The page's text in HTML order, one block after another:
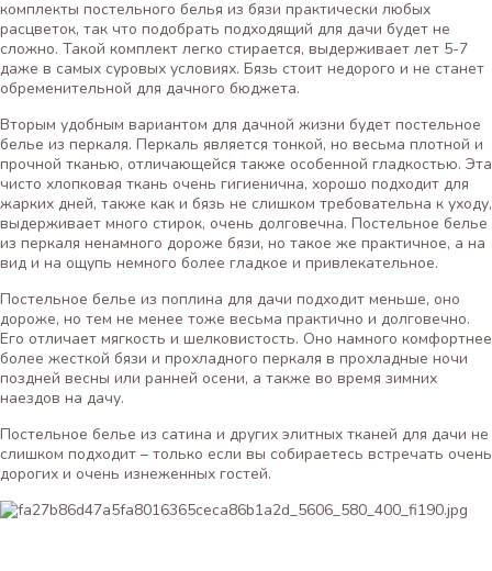
комплекты постельного белья из бязи практически любых
расцветок, так что подобрать подходящий для дачи будет не
сложно. Такой комплект легко стирается, выдерживает лет 5-7
даже в самых суровых условиях. Бязь стоит недорого и не станет
обременительной для дачного бюджета.
Вторым удобным вариантом для дачной жизни будет постельное
белье из перкаля. Перкаль является тонкой, но весьма плотной и
прочной тканью, отличающейся также особенной гладкостью. Эта
чисто хлопковая ткань очень гигиенична, хорошо подходит для
жарких дней, также как и бязь не слишком требовательна к уходу,
выдерживает много стирок, очень долговечна. Постельное белье
из перкаля ненамного дороже бязи, но такое же практичное, а на
вид и на ощупь немного более гладкое и привлекательное.
Постельное белье из поплина для дачи подходит меньше, оно
дороже, но тем не менее тоже весьма практично и долговечно.
Его отличает мягкость и шелковистость. Оно намного комфортнее
более жесткой бязи и прохладного перкаля в прохладные ночи
поздней весны или ранней осени, а также во время зимних
наездов на дачу.
Постельное белье из сатина и других элитных тканей для дачи не
слишком подходит – только если вы собираетесь встречать очень
дорогих и очень изнеженных гостей.